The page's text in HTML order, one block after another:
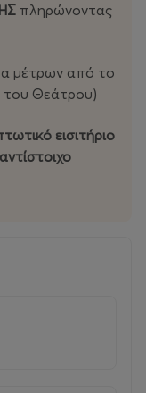
πληρώνοντας
μέτρων από το
του Θεάτρου)
εισιτήριο